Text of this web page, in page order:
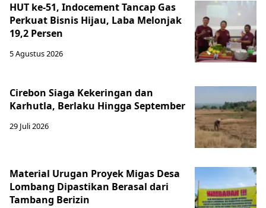
HUT ke-51, Indocement Tancap Gas
Perkuat Bisnis Hijau, Laba Melonjak
19,2 Persen
5 Agustus 2026
Cirebon Siaga Kekeringan dan
Karhutla, Berlaku Hingga September
29 Juli 2026
Material Urugan Proyek Migas Desa
Lombang Dipastikan Berasal dari
Tambang Berizin